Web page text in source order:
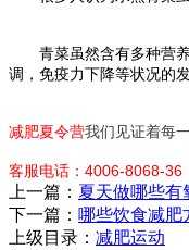
青菜虽然含有多种营养
调，免疫力下降等状况的
减肥夏令营我们见证着每
客服电话：4006-8068-36
上一篇： 夏天做哪些有
下一篇： 哪些饮食减肥
上级目录： 减肥运动